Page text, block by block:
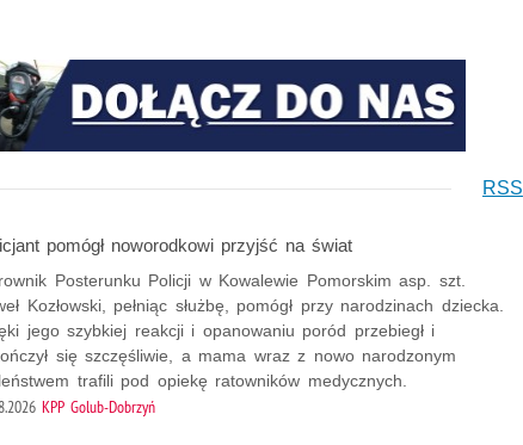
RSS
pomógł noworodkowi przyjść na świat
Posterunku Policji w Kowalewie Pomorskim asp. szt.
Kozłowski, pełniąc służbę, pomógł przy narodzinach dziecka.
jego szybkiej reakcji i opanowaniu poród przebiegł i
się szczęśliwie, a mama wraz z nowo narodzonym
trafili pod opiekę ratowników medycznych.
KPP Golub-Dobrzyń